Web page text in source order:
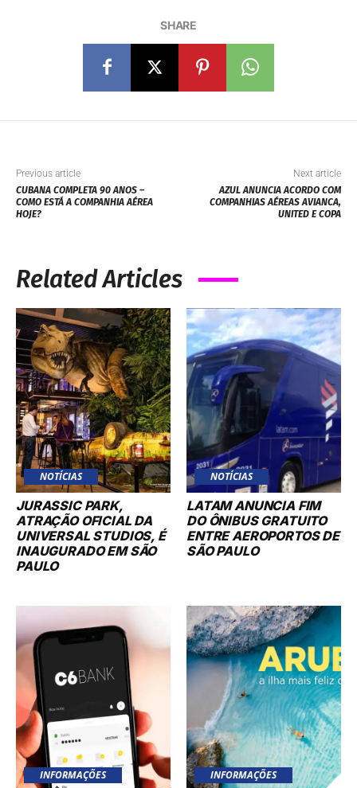
SHARE
Previous article
CUBANA COMPLETA 90 ANOS –
COMO ESTÁ A COMPANHIA AÉREA
HOJE?
Next article
AZUL ANUNCIA ACORDO COM
COMPANHIAS AÉREAS AVIANCA,
UNITED E COPA
Related Articles
NOTÍCIAS
JURASSIC PARK,
ATRAÇÃO OFICIAL DA
UNIVERSAL STUDIOS, É
INAUGURADO EM SÃO
PAULO
NOTÍCIAS
LATAM ANUNCIA FIM
DO ÔNIBUS GRATUITO
ENTRE AEROPORTOS DE
SÃO PAULO
INFORMAÇÕES INFORMAÇÕES